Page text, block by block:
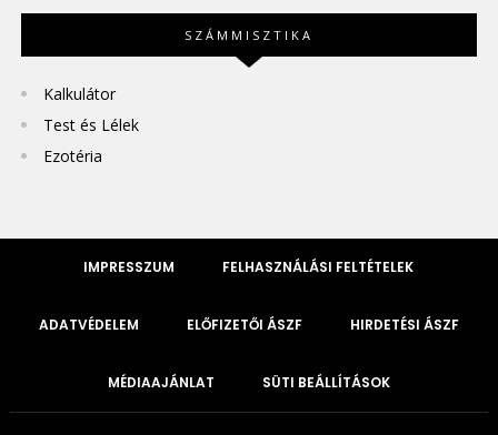
SZÁMMISZTIKA
Kalkulátor
Test és Lélek
Ezotéria
IMPRESSZUM FELHASZNÁLÁSI FELTÉTELEK
ADATVÉDELEM ELŐFIZETŐI ÁSZF HIRDETÉSI ÁSZF
MÉDIAAJÁNLAT SÜTI BEÁLLÍTÁSOK